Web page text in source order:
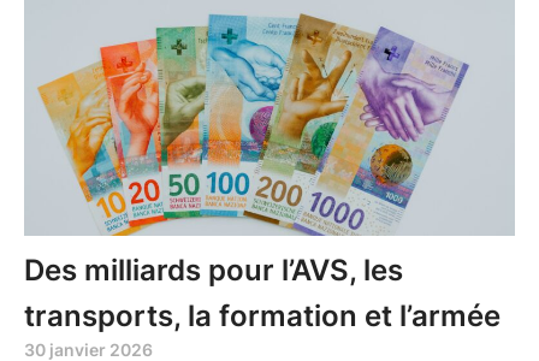
Des milliards pour l’AVS, les
transports, la formation et l’armée
30 janvier 2026